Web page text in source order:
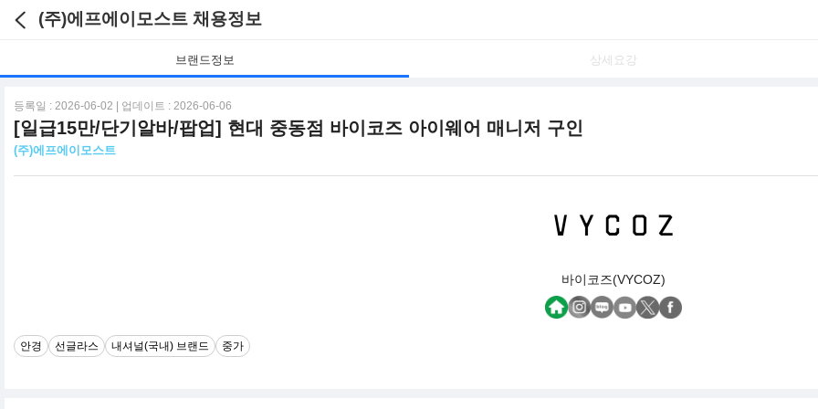
(주)에프에이모스트 채용정보
브랜드정보 상세요강
등록일 : 2026-06-02 | 업데이트 : 2026-06-06
[일급15만/단기알바/팝업] 현대 중동점 바이코즈 아이웨어 매니저 구인
(주)에프에이모스트
바이코즈(VYCOZ)
안경 선글라스 내셔널(국내) 브랜드 중가